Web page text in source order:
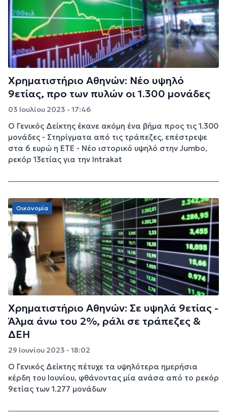
Χρηματιστήριο Αθηνών: Νέο υψηλό
9ετίας, προ των πυλών οι 1.300 μονάδες
03 Ιουλίου 2023 - 17:46
Ο Γενικός Δείκτης έκανε ακόμη ένα βήμα προς τις 1.300
μονάδες - Στηρίγματα από τις τράπεζες, επέστρεψε
στα 6 ευρώ η ΕΤΕ - Νέο ιστορικό υψηλό στην Jumbo,
ρεκόρ 13ετίας για την Intrakat
Οικονομία
Χρηματιστήριο Αθηνών: Σε υψηλά 9ετίας -
Άλμα άνω του 2%, ράλι σε τράπεζες &
ΔΕΗ
29 Ιουνίου 2023 - 18:02
Ο Γενικός Δείκτης πέτυχε τα υψηλότερα ημερήσια
κέρδη του Ιουνίου, φθάνοντας μία ανάσα από το ρεκόρ
9ετίας των 1.277 μονάδων